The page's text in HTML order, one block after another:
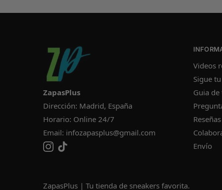
ZapasPlus
Dirección: Madrid, España
Horario: Online 24/7
Email: infozapasplus@gmail.com
Videos
Sigue
Guia de
Envío
ZapasPlus | Tu tienda de sneakers favorita.